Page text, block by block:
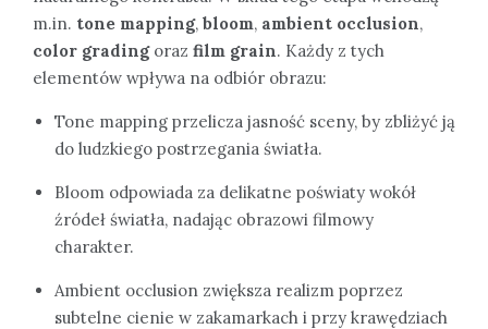
m.in. tone mapping, bloom, ambient occlusion,
color gradingoraz film grain. Każdy z tych
elementów wpływa na odbiór obrazu:
Tone mapping przelicza jasność sceny, by zbliżyć ją
do ludzkiego postrzegania światła.
Bloom odpowiada za delikatne poświaty wokół
źródeł światła, nadając obrazowi filmowy
charakter.
Ambient occlusion zwiększa realizm poprzez
subtelne cienie w zakamarkach i przy krawędziach